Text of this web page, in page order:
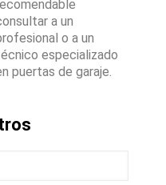
a un
o a un
especializado
puertas de garaje.